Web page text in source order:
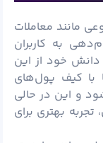
مانند معاملات
به کاربران
دانش خود از این
با کیف پول‌های
و این در حالی
تحلیلی، تجربه بهتری برای